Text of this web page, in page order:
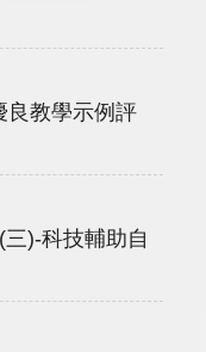
良教學示例評
)-科技輔助自